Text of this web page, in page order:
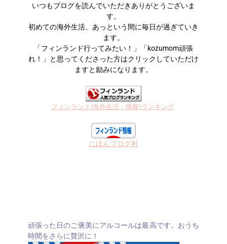
いつもブログを読んでいただきありがとうございま
す。
初めての海外生活、あっという間に毎日が過ぎていき
ます。
「フィンランド行ってみたい！」「kozumom頑張
れ！」と思ってくださった方はクリックしていただけ
ますと励みになります。
フィンランド(海外生活・情報)ランキング
にほんブログ村
頑張った日のご褒美にアルコールは最高です。おうち
時間をさらに贅沢に！